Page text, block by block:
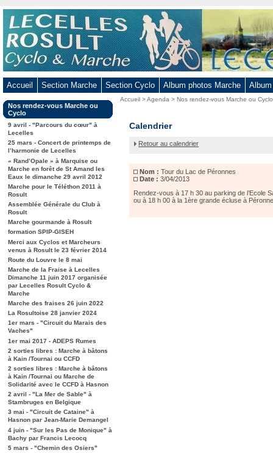
Aller
au
contenu
-
Aller
menu
principal
-
Aller
la
recherche
Accueil Section Marche Section Cyclo Album photos Marche
Dans
la
rubrique
:
Nos rendez-vous Marche ou
Cyclo
9 avril - "Parcours du cœur" à
Lecelles
25 mars - Concert de printemps de
l’harmonie de Lecelles
« Rand’Opale » à Marquise ou
Marche en forêt de St Amand les
Eaux le dimanche 29 avril 2012
Marche pour le Téléthon 2011 à
Rosult
Assemblée Générale du Club à
Rosult
Marche gourmande à Rosult
formation SPIP-GISEH
Merci aux Cyclos et Marcheurs
venus à Rosult le 23 février 2014
Route du Louvre le 8 mai
Marche de la Fraise à Lecelles
Dimanche 11 juin 2017 organisée
par Lecelles Rosult Cyclo &
Marche
Marche des fraises 26 juin 2022
La Rosultoise 28 janvier 2024
1er mars - "Circuit du Marais des
Vaches"
1er mai 2017 - ADEPS Rumes
2 sorties libres : Marche à bâtons
à Kain /Tournai ou CCFD
2 sorties libres : Marche à bâtons
à Kain /Tournai ou Marche de
Solidarité avec le CCFD à Hasnon
2 avril - "La Mer de Sable" à
Stambruges en Belgique
3 mai - "Circuit de Cataine" à
Hasnon par Jean-Marie Demangel
4 juin - "Sur les Pas de Monique" à
Bachy par Francis Lecocq
5 mars - "Chemin des Osiers"
Vous
Accueil >Agenda>Nos rendez-vous Marche ou Cyclo
Tour
Lac
Péronnes
Calendrier
Retour au calendrier
Nom : Tour du Lac de Péronnes
Date : 3/04/2013
Rendez-vous à 17 h 30 au parking de l’Ecole
ou à 18 h 00 à la 1ère grande écluse à